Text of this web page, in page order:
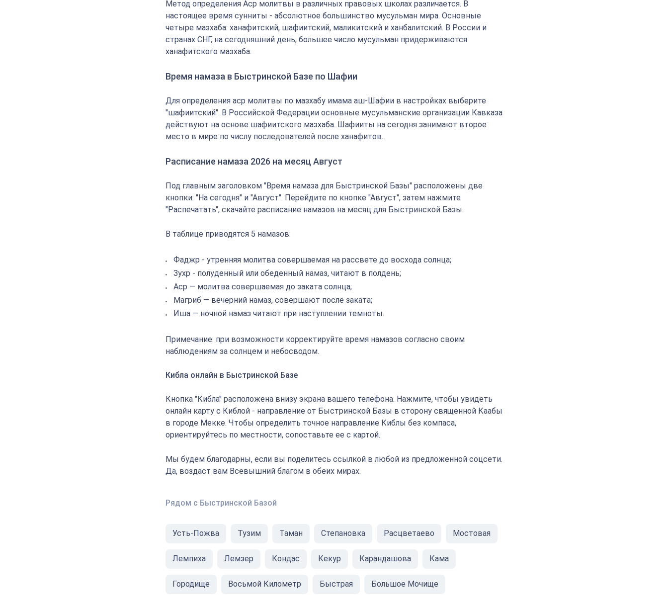
Метод определения Аср молитвы в различных правовых школах различается. В
настоящее время сунниты - абсолютное большинство мусульман мира. Основные
четыре мазхаба: ханафитский, шафиитский, маликитский и ханбалитский. В России и
странах СНГ, на сегодняшний день, большее число мусульман придерживаются
ханафитского мазхаба.
Время намаза в Быстринской Базе по Шафии
Для определения аср молитвы по мазхабу имама аш-Шафии в настройках выберите
"шафиитский". В Российской Федерации основные мусульманские организации Кавказа
действуют на основе шафиитского мазхаба. Шафииты на сегодня занимают второе
место в мире по числу последователей после ханафитов.
Расписание намаза 2026 на месяц Август
Под главным заголовком "Время намаза для Быстринской Базы" расположены две
кнопки: "На сегодня" и "Август". Перейдите по кнопке "Август", затем нажмите
"Распечатать", скачайте расписание намазов на месяц для Быстринской Базы.
В таблице приводятся 5 намазов:
Фаджр - утренняя молитва совершаемая на рассвете до восхода солнца;
Зухр - полуденный или обеденный намаз, читают в полдень;
Аср — молитва совершаемая до заката солнца;
Магриб — вечерний намаз, совершают после заката;
Иша — ночной намаз читают при наступлении темноты.
Примечание: при возможности корректируйте время намазов согласно своим
наблюдениям за солнцем и небосводом.
Кибла онлайн в Быстринской Базе
Кнопка "Кибла" расположена внизу экрана вашего телефона. Нажмите, чтобы увидеть
онлайн карту с Киблой - направление от Быстринской Базы в сторону священной Каабы
в городе Мекке. Чтобы определить точное направление Киблы без компаса,
ориентируйтесь по местности, сопоставьте ее с картой.
Мы будем благодарны, если вы поделитесь ссылкой в любой из предложенной соцсети.
Да, воздаст вам Всевышний благом в обеих мирах.
Рядом с Быстринской Базой
Усть-Пожва Тузим Таман Степановка Расцветаево Мостовая
Лемпиха Лемзер Кондас Кекур Карандашова Кама
Городище Восьмой Километр Быстрая Большое Мочище